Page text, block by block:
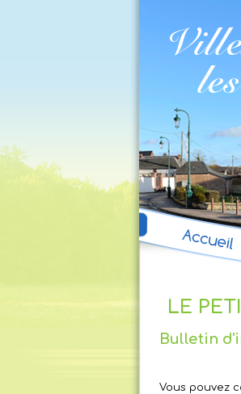
LE
Bulletin
Vous pouvez